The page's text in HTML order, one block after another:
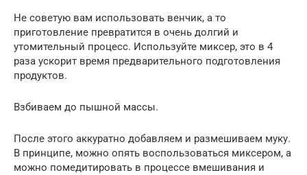
Не советую вам использовать венчик, а то
приготовление превратится в очень долгий и
утомительный процесс. Используйте миксер, это в 4
раза ускорит время предварительного подготовления
продуктов.
Взбиваем до пышной массы.
После этого аккуратно добавляем и размешиваем муку.
В принципе, можно опять воспользоваться миксером, а
можно помедитировать в процессе вмешивания и